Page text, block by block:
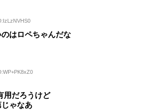
はロペちゃんだな
用だろうけど
ゃなあ